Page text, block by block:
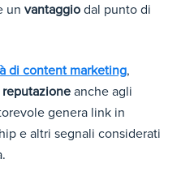
un vantaggio dal punto di
di content marketing,
reputazione anche agli
genera link in
e altri segnali considerati